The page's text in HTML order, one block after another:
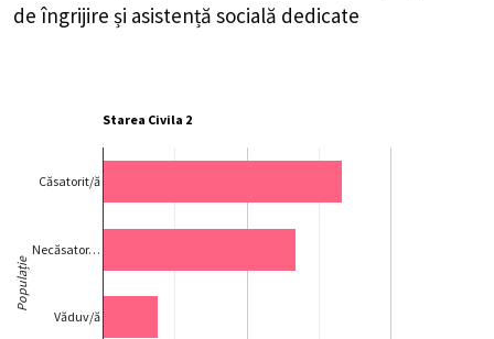
de îngrijire și asistență socială dedicate
Starea Civila 2
Căsatorit/ă
Necăsator…
Văduv/ă
Populație